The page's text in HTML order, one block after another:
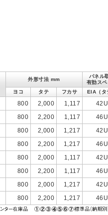
外形寸法 mm
パネル
有効ス
ヨコ
タテ フカサ EIA（タ
800 2,000 1,117
42U
800 2,200 1,117
46U
800 2,000 1,217
42U
800 2,200 1,217
46U
800 2,000 1,117
42U
800 2,200 1,117
46U
800 2,000 1,217
42U
800 2,200 1,217 46U